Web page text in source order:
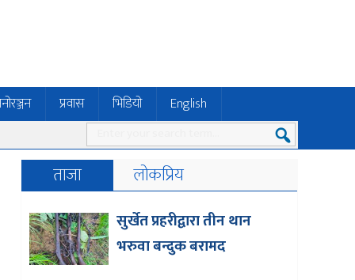
प्रवास भिडियो English
ताजा लोकप्रिय
सुर्खेत प्रहरीद्वारा तीन थान
भरुवा बन्दुक बरामद